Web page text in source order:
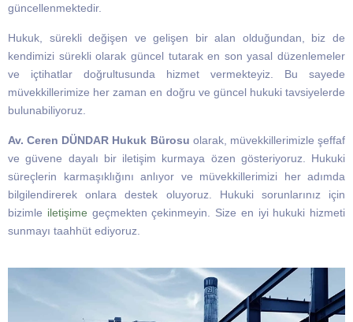
güncellenmektedir.
Hukuk, sürekli değişen ve gelişen bir alan olduğundan, biz de
kendimizi sürekli olarak güncel tutarak en son yasal düzenlemeler
ve içtihatlar doğrultusunda hizmet vermekteyiz. Bu sayede
müvekkillerimize her zaman en doğru ve güncel hukuki tavsiyelerde
bulunabiliyoruz.
Av. Ceren DÜNDAR Hukuk Bürosu olarak, müvekkillerimizle şeffaf
ve güvene dayalı bir iletişim kurmaya özen gösteriyoruz. Hukuki
süreçlerin karmaşıklığını anlıyor ve müvekkillerimizi her adımda
bilgilendirerek onlara destek oluyoruz. Hukuki sorunlarınız için
bizimle iletişime geçmekten çekinmeyin. Size en iyi hukuki hizmeti
sunmayı taahhüt ediyoruz.